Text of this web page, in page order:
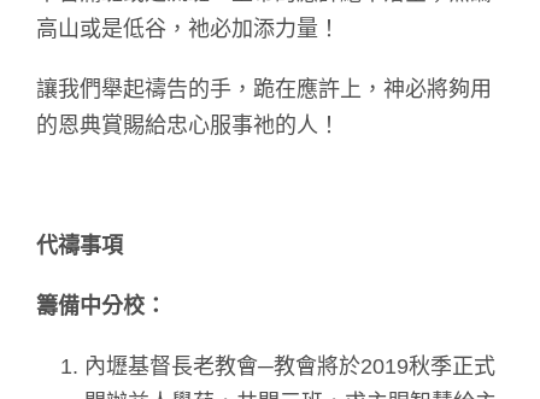
高山或是低谷，祂必加添力量！
讓我們舉起禱告的手，跪在應許上，神必將夠用
的恩典賞賜給忠心服事祂的人！
代禱事項
籌備中分校：
內壢基督長老教會─教會將於2019秋季正式